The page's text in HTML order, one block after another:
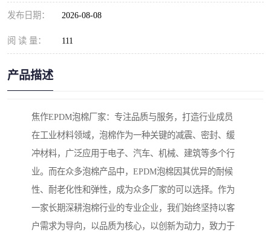
发布日期： 2026-08-08
阅 读 量： 111
产品描述
焦作EPDM泡棉厂家：专注品质与服务，打造行业成员
在工业材料领域，泡棉作为一种关键的减震、密封、缓
冲材料，广泛应用于电子、汽车、机械、建筑等多个行
业。而在众多泡棉产品中，EPDM泡棉因其优异的耐候
性、耐老化性和弹性，成为众多厂家的可以选择。作为
一家长期深耕泡棉行业的专业企业，我们始终坚持以客
户需求为导向，以品质为核心，以创新为动力，致力于